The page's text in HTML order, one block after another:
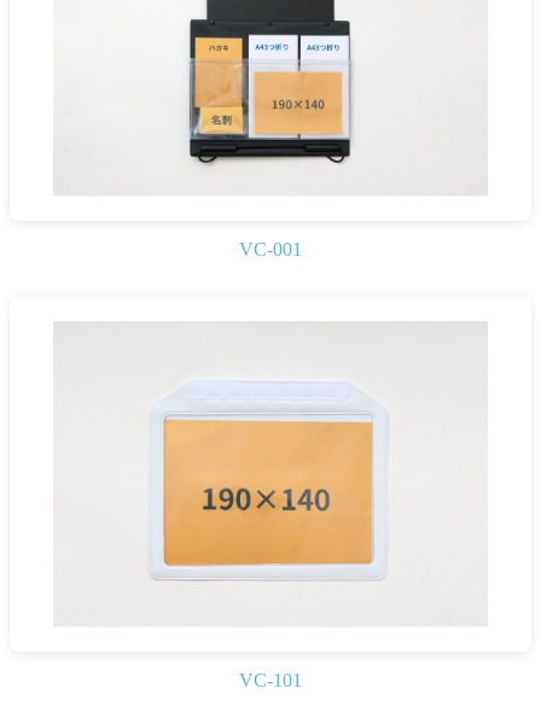
VC-001
VC-101